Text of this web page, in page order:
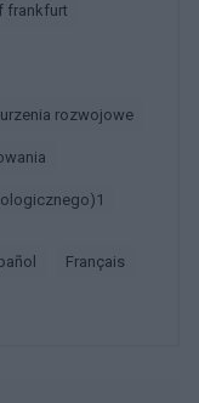
frankfurt
rozwojowe
français